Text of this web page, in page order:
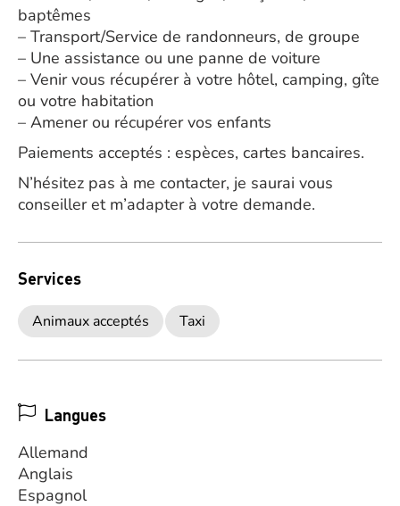
baptêmes
– Transport/Service de randonneurs, de groupe
– Une assistance ou une panne de voiture
– Venir vous récupérer à votre hôtel, camping, gîte
ou votre habitation
– Amener ou récupérer vos enfants
Paiements acceptés : espèces, cartes bancaires.
N’hésitez pas à me contacter, je saurai vous
conseiller et m’adapter à votre demande.
Services
Animaux acceptés Taxi
Langues
Allemand
Anglais
Espagnol